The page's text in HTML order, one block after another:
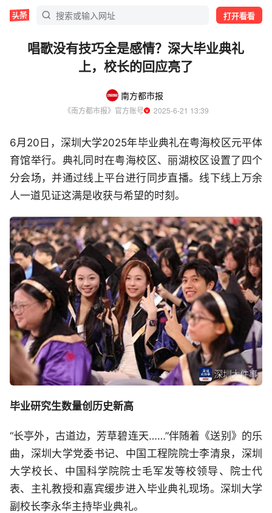
打开看看
唱歌没有技巧全是感情？深大毕业典礼
上，校长的回应亮了
南方都市报
《南方都市报》官方账号
  2025-6-21 13:39
6月20日，深圳大学2025年毕业典礼在粤海校区元平体
育馆举行。典礼同时在粤海校区、丽湖校区设置了四个
分会场，并通过线上平台进行同步直播。线下线上万余
人一道见证这满是收获与希望的时刻。
毕业研究生数量创历史新高
“长亭外，古道边，芳草碧连天……”伴随着《送别》的乐
曲，深圳大学党委书记、中国工程院院士李清泉，深圳
大学校长、中国科学院院士毛军发等校领导、院士代
表、主礼教授和嘉宾缓步进入毕业典礼现场。深圳大学
副校长李永华主持毕业典礼。